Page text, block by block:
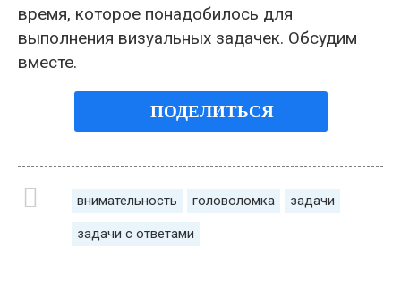
время, которое понадобилось для
выполнения визуальных задачек. Обсудим
вместе.
ПОДЕЛИТЬСЯ
внимательность головоломка задачи
задачи с ответами